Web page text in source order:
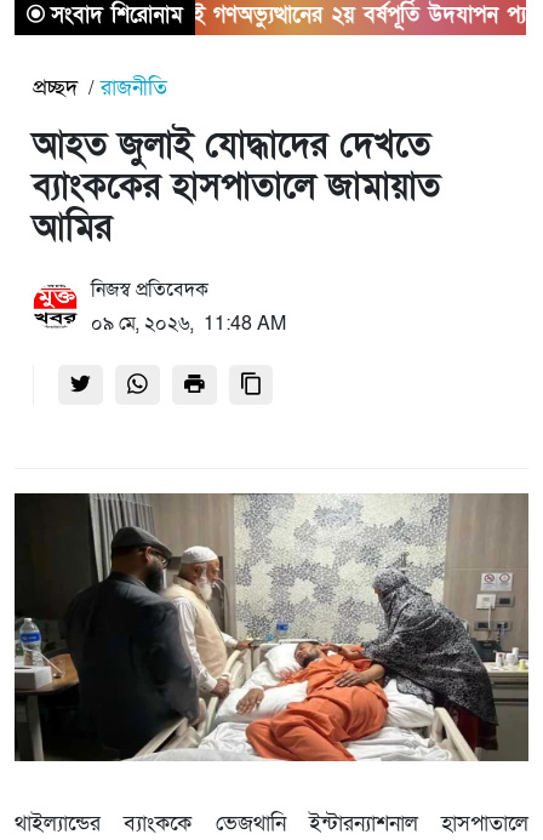
সংবাদ শিরোনাম
জুলাই গণঅভ্যুত্থানের ২য় বর্ষপূর্তি উদযাপন প্যারিসে
প্রচ্ছদ রাজনীতি
আহত জুলাই যোদ্ধাদের দেখতে
ব্যাংককের হাসপাতালে জামায়াত
আমির
নিজস্ব প্রতিবেদক
০৯ মে, ২০২৬, 11:48 AM
থাইল্যান্ডের ব্যাংককে ভেজথানি ইন্টারন্যাশনাল হাসপাতালে